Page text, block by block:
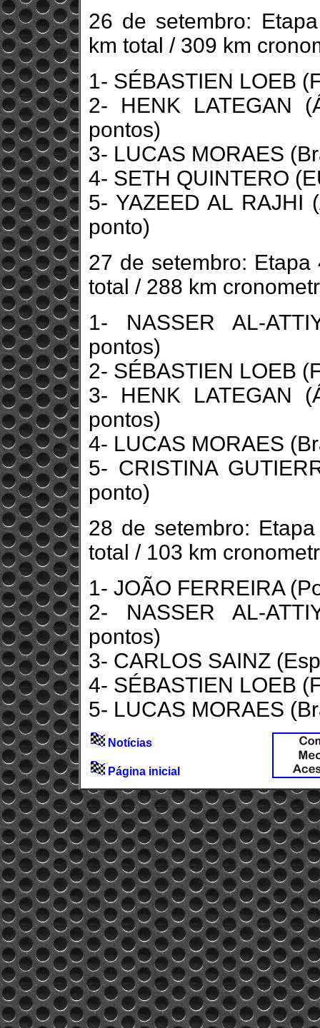
26 de setembro:
km total / 309 km
1- SÉBASTIEN LOEB
2- HENK LATEGAN
pontos)
3- LUCAS MORAES
4- SETH QUINTERO
5- YAZEED AL RAJHI
ponto)
27 de setembro:
total / 288 km
1- NASSER AL-
pontos)
2- SÉBASTIEN LOEB
3- HENK LATEGAN
pontos)
4- LUCAS MORAES
5- CRISTINA
ponto)
28 de setembro:
total / 103 km
1- JOÃO FERREIRA
2- NASSER AL-
pontos)
3- CARLOS SAINZ
4- SÉBASTIEN LOEB
5- LUCAS MORAES
Notícias
Página inicial